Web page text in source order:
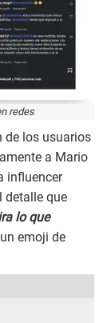
redes
de los usuarios
a Mario
influencer
detalle que
lo que
emoji de